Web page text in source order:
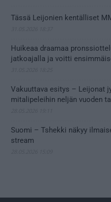
Tässä Leijonien kentälliset
Huikeaa draamaa
jatkoajalla ja voitti
Vakuuttava esitys – Leijonat
mitalipeleihin neljän vuoden
Suomi – Tshekki näkyy
stream